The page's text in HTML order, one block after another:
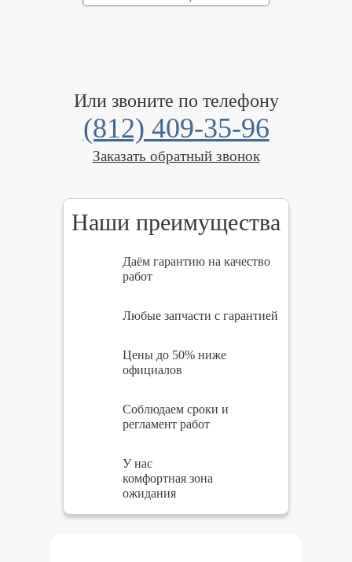
Или звоните по телефону
(812) 409-35-96
Заказать обратный звонок
Наши преимущества
Даём гарантию на качество
работ
Любые запчасти с гарантией
Цены до 50% ниже
официалов
Соблюдаем сроки и
регламент работ
У нас
комфортная зона
ожидания